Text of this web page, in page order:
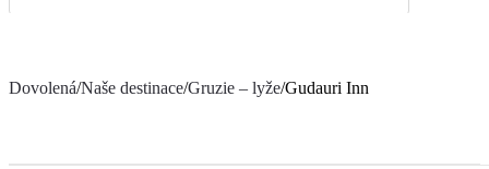
Dovolená/Naše destinace/Gruzie – lyže/Gudauri Inn